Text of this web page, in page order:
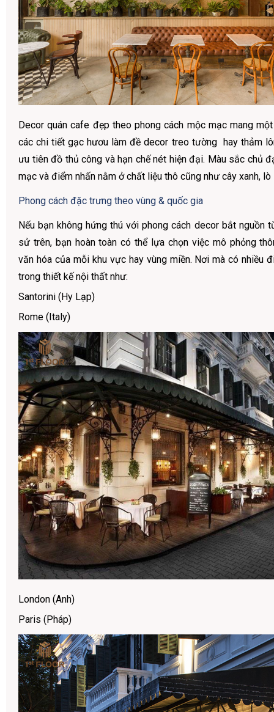
Decor quán cafe đẹp theo phong cách mộc mạc mang
các chi tiết gạc hươu làm đề decor treo tường hay thảm
ưu tiên đồ thủ công và hạn chế nét hiện đại. Màu sắc chủ
mạc và điểm nhấn nằm ở chất liệu thô cũng như cây xanh,
Phong cách đặc trưng theo vùng & quốc gia
Nếu bạn không hứng thú với phong cách decor bắt nguồn
sử trên, bạn hoàn toàn có thể lựa chọn việc mô phỏng
văn hóa của mỗi khu vực hay vùng miền. Nơi mà có nhiều
trong thiết kế nội thất như:
Santorini (Hy Lạp)
Rome (Italy)
London (Anh)
Paris (Pháp)